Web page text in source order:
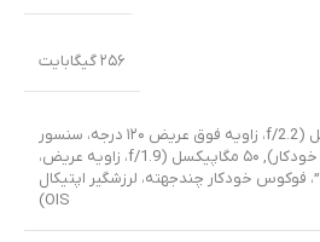
۲۵۶ گیگابایت
۱۳ مگاپیکسل (f/2.2، زاویه فوق عریض ۱۲۰ درجه، سنسور
,
۵۰ مگاپیکسل (f/1.9، زاویه عریض،
سنسور ۱/۱.۵۶”، فوکوس خودکار چندجهته، لرزشگیر اپتیکال
OIS)